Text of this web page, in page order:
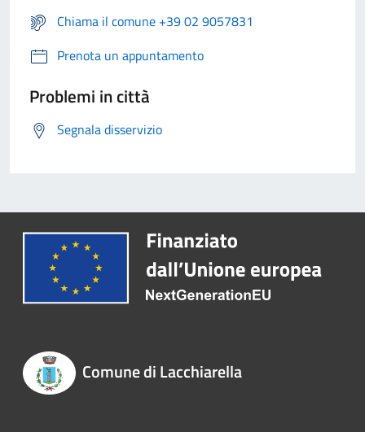
Chiama il comune +39 02 9057831
Prenota un appuntamento
Problemi in città
Segnala disservizio
Comune di Lacchiarella